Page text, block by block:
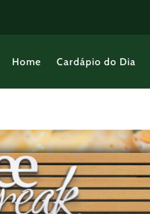
Home Cardápio do Dia